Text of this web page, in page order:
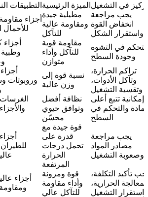
التطبيقات الميزة الرئيسية في التشغيل
أجزاء
للأحمال
مطيلية جيدة
ومقاومة عالية
للتآكل
يجب مراجعة
انخفاض القوة
واستقرار الشكل
أجزاء
وطبية
مقاومة قوية
للتآكل وأداء
متوازن
التحكم في التشوه
وجودة السطح
وروبوتات
نسبة قوة إلى
وزن عالية
تراكم الحرارة،
وتآكل الأدوات،
وتقسية التشغيل
نظافة أفضل
وتوافق حيوي
محسّن
إمكانية تتبع أعلى
والتحكم في
السطح
قوة جيدة مع
قدرة على
تحمل درجات
الحرارة
المرتفعة
يجب مراجعة
مصادر المواد
وصعوبة التشغيل
أجزاء
قوة ومرونة
وأداء مقاومة
للتآكل عالي
تأكيد التكلفة،
الحرارية،
واستقرار التشغيل